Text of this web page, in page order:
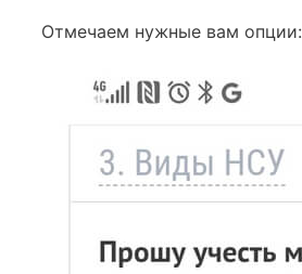
Отмечаем нужные вам опции: